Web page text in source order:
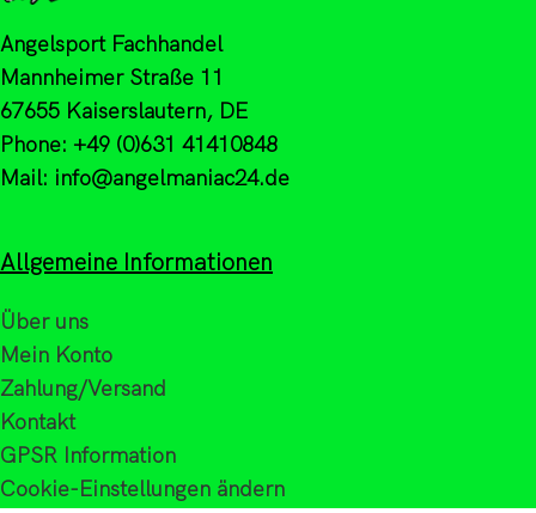
Angelsport Fachhandel
Mannheimer Straße 11
67655 Kaiserslautern, DE
Phone: +49 (0)631 41410848
Mail: info@angelmaniac24.de
Allgemeine Informationen
Über uns
Mein Konto
Zahlung/Versand
Kontakt
GPSR Information
Cookie-Einstellungen ändern